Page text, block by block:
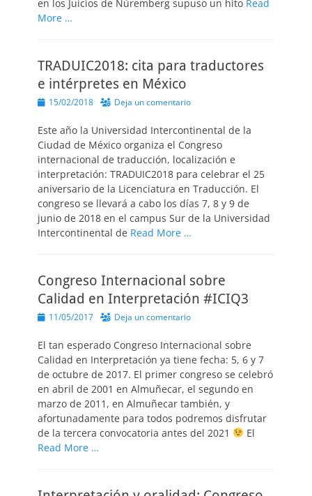
en los Juicios de Núremberg supuso un hito Read
More …
TRADUIC2018: cita para traductores
e intérpretes en México
Publicado
15/02/2018 Deja un comentario
Este año la Universidad Intercontinental de la
Ciudad de México organiza el Congreso
internacional de traducción, localización e
interpretación: TRADUIC2018 para celebrar el 25
aniversario de la Licenciatura en Traducción. El
congreso se llevará a cabo los días 7, 8 y 9 de
junio de 2018 en el campus Sur de la Universidad
Intercontinental de Read More …
Congreso Internacional sobre
Calidad en Interpretación #ICIQ3
Publicado
11/05/2017 Deja un comentario
El tan esperado Congreso Internacional sobre
Calidad en Interpretación ya tiene fecha: 5, 6 y 7
de octubre de 2017. El primer congreso se celebró
en abril de 2001 en Almuñecar, el segundo en
marzo de 2011, en Almuñecar también, y
afortunadamente para todos podremos disfrutar
de la tercera convocatoria antes del 2021
El
Read More …